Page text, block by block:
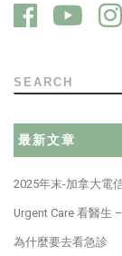
SEARCH
最新文章
2025年末-加拿大電
Urgent Care 看醫生
為什麼要去看急診